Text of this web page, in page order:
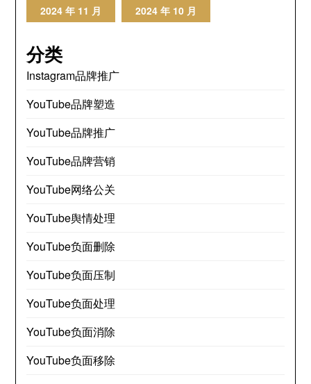
2024 年 11 月 2024 年 10 月
分类
Instagram品牌推广
YouTube品牌塑造
YouTube品牌推广
YouTube品牌营销
YouTube网络公关
YouTube舆情处理
YouTube负面删除
YouTube负面压制
YouTube负面处理
YouTube负面消除
YouTube负面移除